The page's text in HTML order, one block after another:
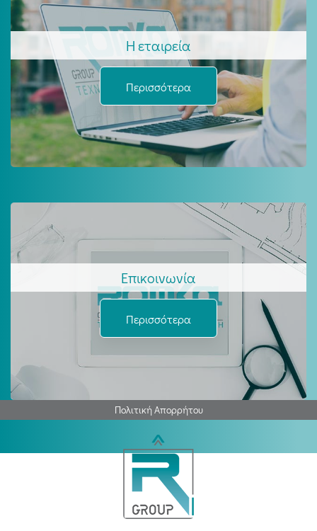
Η εταιρεία
Περισσότερα
Επικοινωνία
Περισσότερα
Πολιτική Απορρήτου